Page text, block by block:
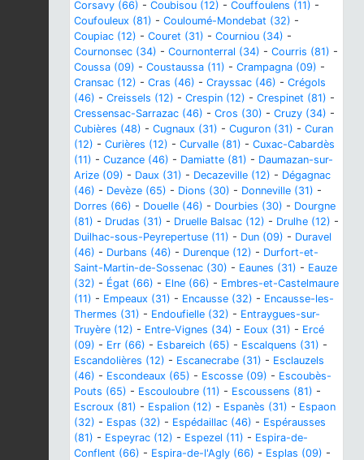
Corsavy (66) - Coubisou (12) - Couffoulens (11) -
Coufouleux (81) - Couloumé-Mondebat (32) -
Coupiac (12) - Couret (31) - Courniou (34) -
Cournonsec (34) - Cournonterral (34) - Courris (81) -
Coussa (09) - Coustaussa (11) - Crampagna (09) -
Cransac (12) - Cras (46) - Crayssac (46) - Crégols
(46) - Creissels (12) - Crespin (12) - Crespinet (81) -
Cressensac-Sarrazac (46) - Cros (30) - Cruzy (34) -
Cubières (48) - Cugnaux (31) - Cuguron (31) - Curan
(12) - Curières (12) - Curvalle (81) - Cuxac-Cabardès
(11) - Cuzance (46) - Damiatte (81) - Daumazan-sur-
Arize (09) - Daux (31) - Decazeville (12) - Dégagnac
(46) - Devèze (65) - Dions (30) - Donneville (31) -
Dorres (66) - Douelle (46) - Dourbies (30) - Dourgne
(81) - Drudas (31) - Druelle Balsac (12) - Drulhe (12) -
Duilhac-sous-Peyrepertuse (11) - Dun (09) - Duravel
(46) - Durbans (46) - Durenque (12) - Durfort-et-
Saint-Martin-de-Sossenac (30) - Eaunes (31) - Eauze
(32) - Égat (66) - Elne (66) - Embres-et-Castelmaure
(11) - Empeaux (31) - Encausse (32) - Encausse-les-
Thermes (31) - Endoufielle (32) - Entraygues-sur-
Truyère (12) - Entre-Vignes (34) - Eoux (31) - Ercé
(09) - Err (66) - Esbareich (65) - Escalquens (31) -
Escandolières (12) - Escanecrabe (31) - Esclauzels
(46) - Escondeaux (65) - Escosse (09) - Escoubès-
Pouts (65) - Escouloubre (11) - Escoussens (81) -
Escroux (81) - Espalion (12) - Espanès (31) - Espaon
(32) - Espas (32) - Espédaillac (46) - Espérausses
(81) - Espeyrac (12) - Espezel (11) - Espira-de-
Conflent (66) - Espira-de-l'Agly (66) - Esplas (09) -